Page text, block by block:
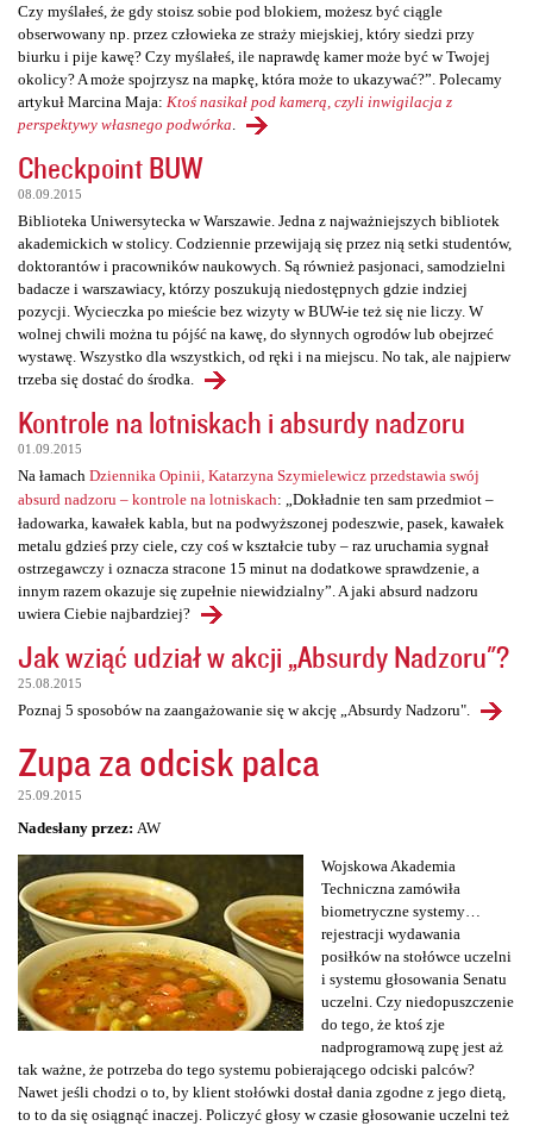
Czy myślałeś, że gdy stoisz sobie pod blokiem, możesz być ciągle
obserwowany np. przez człowieka ze straży miejskiej, który siedzi przy
biurku i pije kawę? Czy myślałeś, ile naprawdę kamer może być w Twojej
okolicy? A może spojrzysz na mapkę, która może to ukazywać?”. Polecamy
artykuł Marcina Maja: Ktoś nasikał pod kamerą, czyli inwigilacja z
perspektywy własnego podwórka
Checkpoint BUW
08.09.2015
Biblioteka Uniwersytecka w Warszawie. Jedna z najważniejszych bibliotek
akademickich w stolicy. Codziennie przewijają się przez nią setki studentów,
doktorantów i pracowników naukowych. Są również pasjonaci, samodzielni
badacze i warszawiacy, którzy poszukują niedostępnych gdzie indziej
pozycji. Wycieczka po mieście bez wizyty w BUW-ie też się nie liczy. W
wolnej chwili można tu pójść na kawę, do słynnych ogrodów lub obejrzeć
wystawę. Wszystko dla wszystkich, od ręki i na miejscu. No tak, ale najpierw
trzeba się dostać do środka.
Kontrole na lotniskach i absurdy nadzoru
01.09.2015
Na łamach Dziennika Opinii, Katarzyna Szymielewicz przedstawia swój
absurd nadzoru – kontrole na lotniskach: „Dokładnie ten sam przedmiot –
ładowarka, kawałek kabla, but na podwyższonej podeszwie, pasek, kawałek
metalu gdzieś przy ciele, czy coś w kształcie tuby – raz uruchamia sygnał
ostrzegawczy i oznacza stracone 15 minut na dodatkowe sprawdzenie, a
innym razem okazuje się zupełnie niewidzialny”. A jaki absurd nadzoru
uwiera Ciebie najbardziej?
Jak wziąć udział w akcji „Absurdy Nadzoru"?
25.08.2015
Poznaj 5 sposobów na zaangażowanie się w akcję „Absurdy Nadzoru".
Zupa za odcisk palca
25.09.2015
Nadesłany przez: AW
Wojskowa Akademia
Techniczna zamówiła
biometryczne systemy…
rejestracji wydawania
posiłków na stołówce uczelni
i systemu głosowania Senatu
uczelni. Czy niedopuszczenie
do tego, że ktoś zje
nadprogramową zupę jest aż
tak ważne, że potrzeba do tego systemu pobierającego odciski palców?
Nawet jeśli chodzi o to, by klient stołówki dostał dania zgodne z jego dietą,
to to da się osiągnąć inaczej. Policzyć głosy w czasie głosowanie uczelni też